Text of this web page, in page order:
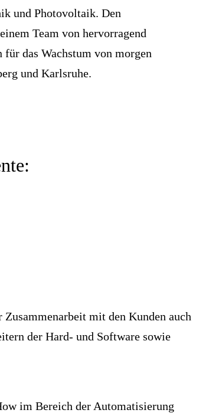
und Photovoltaik. Den
Team von hervorragend
das Wachstum von morgen
und Karlsruhe.
mit den Kunden auch
der Hard- und Software sowie
im Bereich der Automatisierung